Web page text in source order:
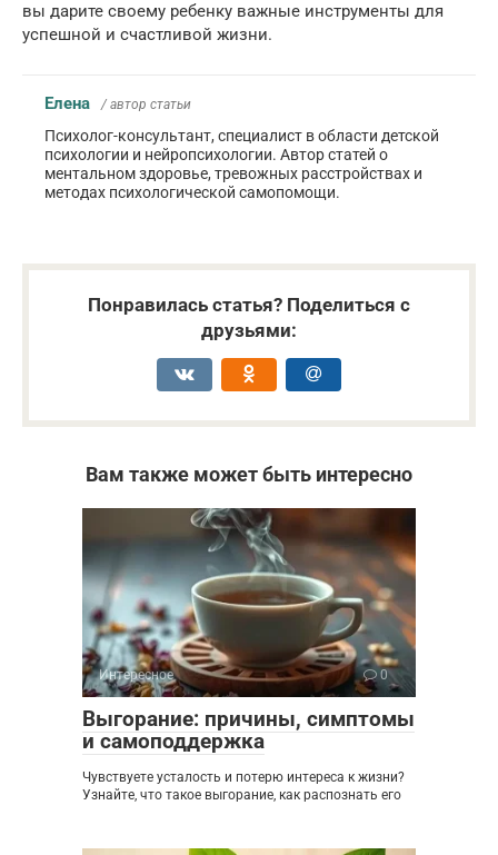
вы дарите своему ребенку важные инструменты для
успешной и счастливой жизни.
Елена / автор статьи
Психолог-консультант, специалист в области детской
психологии и нейропсихологии. Автор статей о
ментальном здоровье, тревожных расстройствах и
методах психологической самопомощи.
Понравилась статья? Поделиться с
друзьями:
Вам также может быть интересно
Интересное 0
Выгорание: причины, симптомы
и самоподдержка
Чувствуете усталость и потерю интереса к жизни?
Узнайте, что такое выгорание, как распознать его